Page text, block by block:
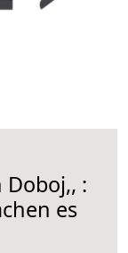
:
es